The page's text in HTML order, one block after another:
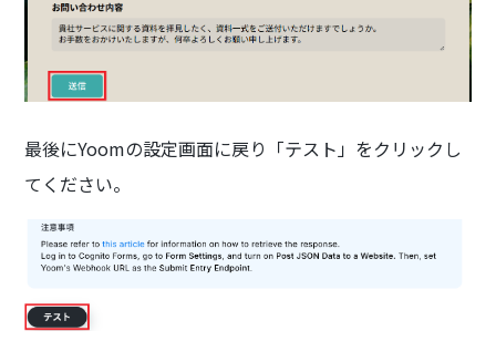
最後にYoomの設定画面に戻り「テスト」をクリックし
てください。